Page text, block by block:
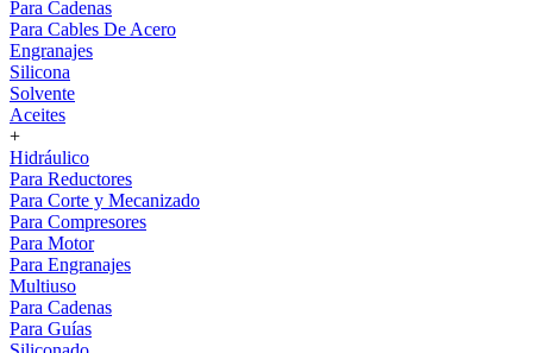
Para Cadenas
Para Cables De Acero
Engranajes
Silicona
Solvente
Aceites
+
Hidráulico
Para Reductores
Para Corte y Mecanizado
Para Compresores
Para Motor
Para Engranajes
Multiuso
Para Cadenas
Para Guías